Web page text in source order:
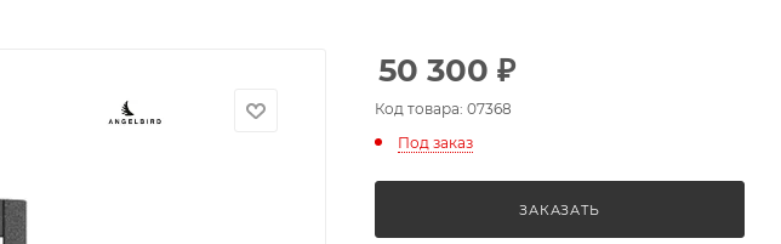
50 300 ₽
Код товара: 07368
Под заказ
ЗАКАЗАТЬ